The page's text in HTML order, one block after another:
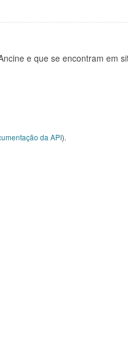
e que se encontram em
da API).